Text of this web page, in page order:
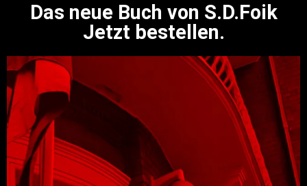
Das neue Buch von S.D.Foik
Jetzt bestellen.